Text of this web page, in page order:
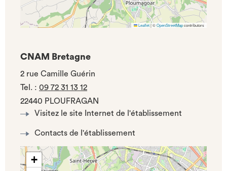
Leaflet|©OpenStreetMapcontributors
CNAM Bretagne
2 rue Camille Guérin
Tel. : 09 72 31 13 12
22440 PLOUFRAGAN
Visitez le site Internet de l'établissement
Contacts de l'établissement
+